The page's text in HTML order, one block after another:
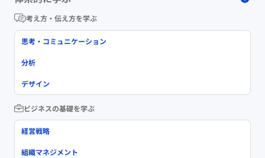
考え方・伝え方を学ぶ
思考・コミュニケーション
分析
デザイン
ビジネスの基礎を学ぶ
経営戦略
組織マネジメント